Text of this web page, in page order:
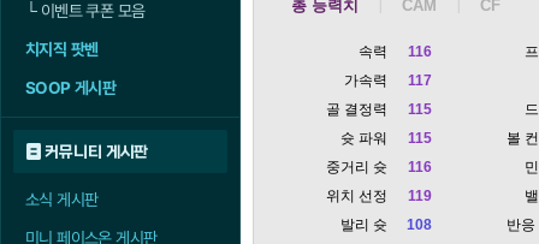
└이벤트 쿠폰 모음
치지직 팟벤
SOOP 게시판
커뮤니티 게시판
소식 게시판
미니 페이스온 게시판
총 능력치
속력
116
가속력
117
골 결정력
115
슛 파워
115
중거리 슛
116
위치 선정
119
발리 슛
108
볼
반응